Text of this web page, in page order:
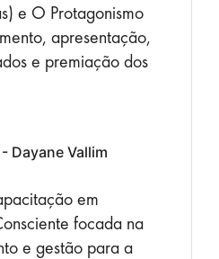
e O Protagonismo
apresentação,
e premiação dos
Dayane Vallim
em
focada na
e gestão para a